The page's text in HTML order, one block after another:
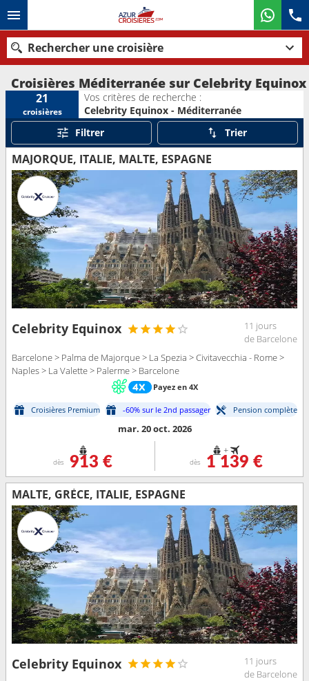
Rechercher une croisière
Nos destinations
Mois de départ
Ports Compagnies
Rechercher
Croisières Méditerranée sur Celebrity Equinox
21
croisières
Vos critères de recherche :
Celebrity Equinox - Méditerranée
Filtrer
Trier
MAJORQUE, ITALIE, MALTE, ESPAGNE
Celebrity Equinox
11 jours
de Barcelone
Barcelone > Palma de Majorque > La Spezia > Civitavecchia - Rome >
Naples > La Valette > Palerme > Barcelone
Payez en 4X
Croisières Premium -60% sur le 2nd passager Pension complète
mar. 20 oct. 2026
dès 913 €
+
dès 1 139 €
MALTE, GRÈCE, ITALIE, ESPAGNE
Celebrity Equinox
11 jours
de Barcelone